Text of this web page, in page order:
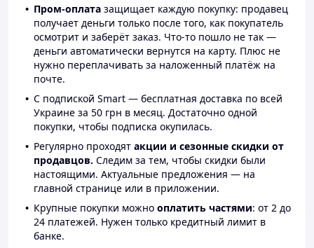
Пром-оплата защищает каждую покупку: продавец
получает деньги только после того, как покупатель
осмотрит и заберёт заказ. Что-то пошло не так —
деньги автоматически вернутся на карту. Плюс не
нужно переплачивать за наложенный платёж на
почте.
С подпиской Smart — бесплатная доставка по всей
Украине за 50 грн в месяц. Достаточно одной
покупки, чтобы подписка окупилась.
Регулярно проходят акции и сезонные скидки от
продавцов. Следим за тем, чтобы скидки были
настоящими. Актуальные предложения — на
главной странице или в приложении.
Крупные покупки можно оплатить частями: от 2 до
24 платежей. Нужен только кредитный лимит в
банке.